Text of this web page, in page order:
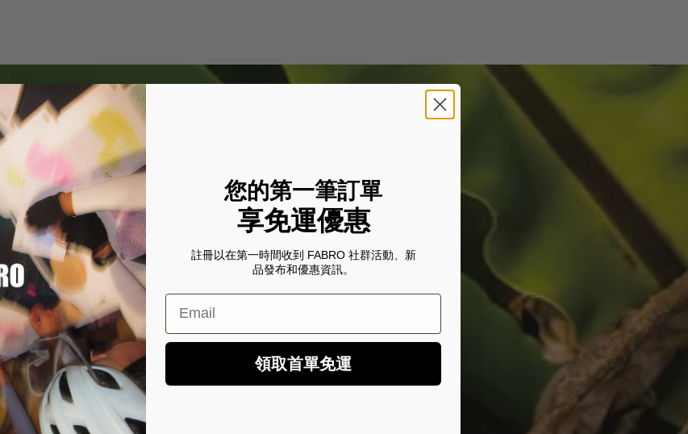
您的第一筆訂單
享免運優惠
註冊以在第一時間收到 FABRO 社群活動、新
品發布和優惠資訊。
Email
領取首單免運